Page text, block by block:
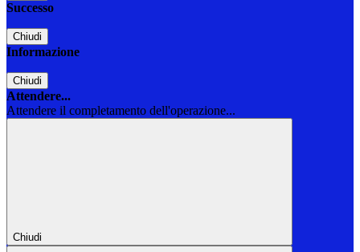
Successo
Chiudi
Informazione
Chiudi
Attendere...
Attendere il completamento dell'operazione...
Chiudi